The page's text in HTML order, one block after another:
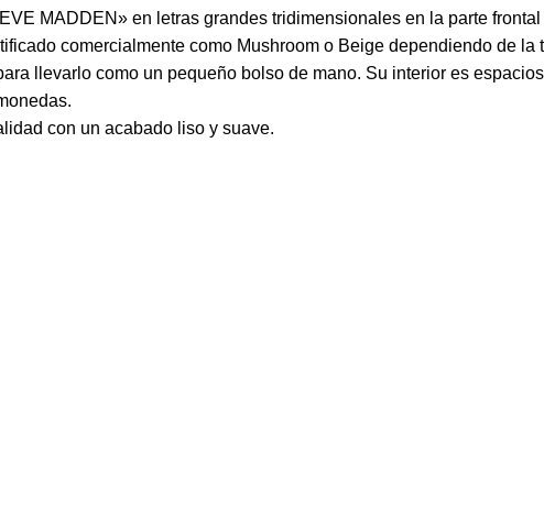
MADDEN» en letras grandes tridimensionales en la parte frontal
comercialmente como Mushroom o Beige dependiendo de la
llevarlo como un pequeño bolso de mano. Su interior es
con un acabado liso y suave.